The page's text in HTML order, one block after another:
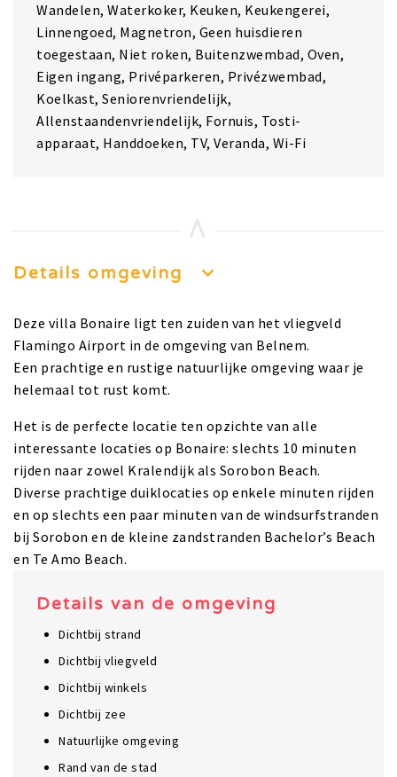
Wandelen, Waterkoker, Keuken, Keukengerei,
Linnengoed, Magnetron, Geen huisdieren
toegestaan, Niet roken, Buitenzwembad, Oven,
Eigen ingang, Privéparkeren, Privézwembad,
Koelkast, Seniorenvriendelijk,
Allenstaandenvriendelijk, Fornuis, Tosti-
apparaat, Handdoeken, TV, Veranda, Wi-Fi
Details omgeving
Deze villa Bonaire ligt ten zuiden van het vliegveld
Flamingo Airport in de omgeving van Belnem.
Een prachtige en rustige natuurlijke omgeving waar je
helemaal tot rust komt.
Het is de perfecte locatie ten opzichte van alle
interessante locaties op Bonaire: slechts 10 minuten
rijden naar zowel Kralendijk als Sorobon Beach.
Diverse prachtige duiklocaties op enkele minuten rijden
en op slechts een paar minuten van de windsurfstranden
bij Sorobon en de kleine zandstranden Bachelor’s Beach
en Te Amo Beach.
Details van de omgeving
Dichtbij strand
Dichtbij vliegveld
Dichtbij winkels
Dichtbij zee
Natuurlijke omgeving
Rand van de stad